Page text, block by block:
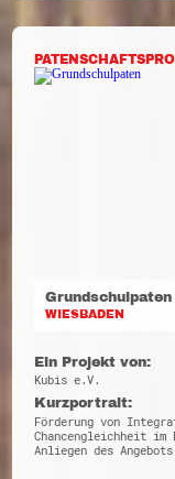
Grundschulpaten
WIESBADEN
Ein Projekt von:
Kubis e.V.
Kurzportrait:
Förderung von
Chancengleichheit
Anliegen des